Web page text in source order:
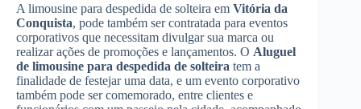
A limousine para despedida de solteira em Vitória da
Conquista, pode também ser contratada para eventos
corporativos que necessitam divulgar sua marca ou
realizar ações de promoções e lançamentos. O Aluguel
de limousine para despedida de solteira tem a
finalidade de festejar uma data, e um evento corporativo
também pode ser comemorado, entre clientes e